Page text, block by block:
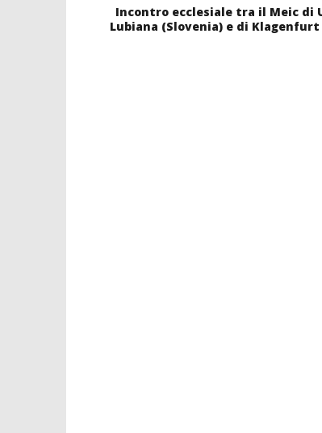
Incontro ecclesiale tra il Meic di
Lubiana (Slovenia) e di